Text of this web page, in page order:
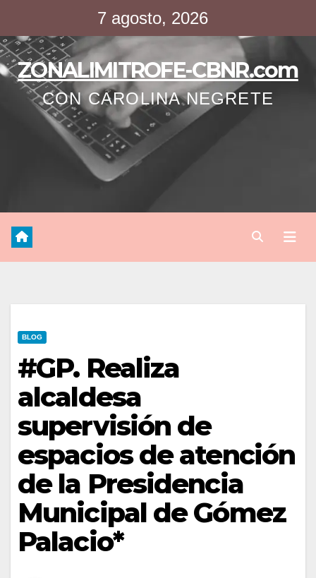
contenido
7 agosto, 2026
ZONALIMITROFE-CBNR.com
CON CAROLINA NEGRETE
BLOG
#GP. Realiza
alcaldesa
supervisión de
espacios de atención
de la Presidencia
Municipal de Gómez
Palacio*